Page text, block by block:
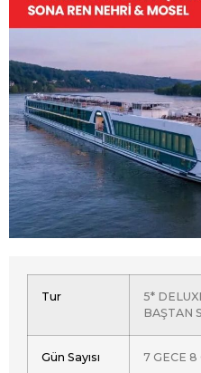
Tur
5*
BAŞTAN
Gün Sayısı 7 GECE 8